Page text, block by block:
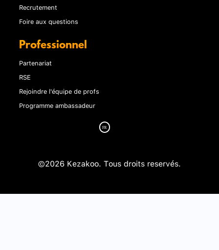
Recrutement
Foire aux questions
Professionnel
Partenariat
RSE
Rejoindre l'équipe de profs
Programme ambassadeur
©2026 Kezakoo. Tous droits reservés.